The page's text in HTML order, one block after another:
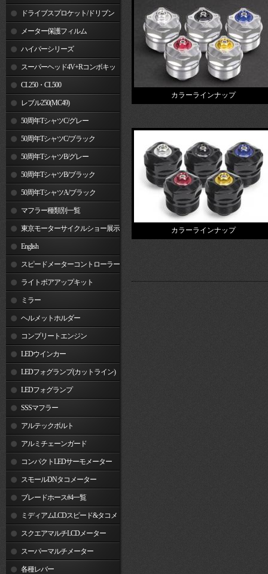
ドライブスプロケット/ドリブン
スプロケット
メーター保護フィルム
ハイパーシリーズ
スーパーヘッド4V+Rコンボキッ
ト CL250・CL500
レブル250(MC49)
50周年TシャツC/グレー
50周年TシャツC/ブラック
50周年TシャツB/グレー
50周年TシャツB/ブラック
50周年TシャツA/ブラック
マフラー種類別一覧
東京モーターサイクルショー展示
車両 English
スピードメーターコントローラー
ライトボアアップキット
ミラー
ヘルメットホルダー
コンプリートエンジン
LEDウインカー
LEDフォグランプ(カットライン)
LEDフォグランプ
SSSマフラー
アルテックボルト
アルミチェーンガード
コンパクトLEDサーモメーター
スモールDNタコメーター
ブレードホース#4一覧
ミディアムLCDスピード&タコメ
ータースクエアマルチLCDメーター
スーパーマルチメーター
各種レバー
カラーラインナップ
カラーラインナップ